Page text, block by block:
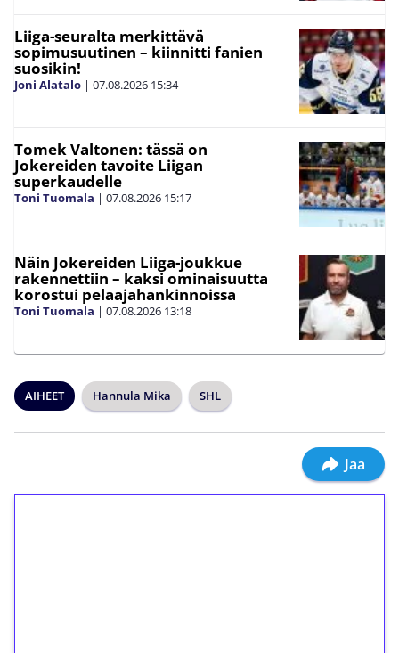
Liiga-seuralta merkittävä
sopimusuutinen – kiinnitti fanien
suosikin!
Joni Alatalo | 07.08.2026 15:34
Tomek Valtonen: tässä on
Jokereiden tavoite Liigan
superkaudelle
Toni Tuomala | 07.08.2026 15:17
Näin Jokereiden Liiga-joukkue
rakennettiin – kaksi ominaisuutta
korostui pelaajahankinnoissa
Toni Tuomala | 07.08.2026 13:18
AIHEET Hannula Mika SHL
Jaa